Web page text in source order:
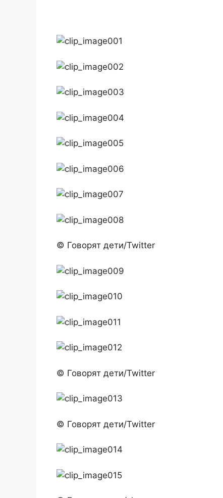
© Говорят дети/Twitter
© Говорят дети/Twitter
© Говорят дети/Twitter